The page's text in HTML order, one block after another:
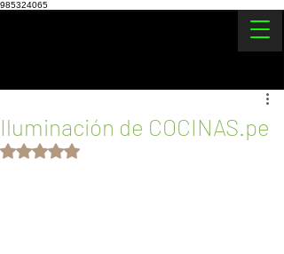
985324065
Iluminación de COCINAS.pe
Obtuvo NaN de 5 estrellas.